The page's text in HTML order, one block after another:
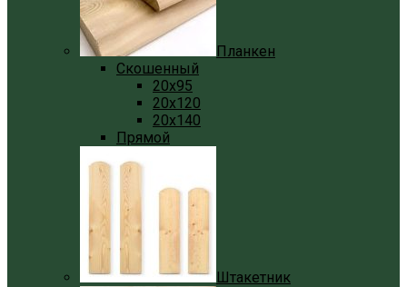
Планкен
Скошенный
20x95
20x120
20x140
Прямой
Штакетник